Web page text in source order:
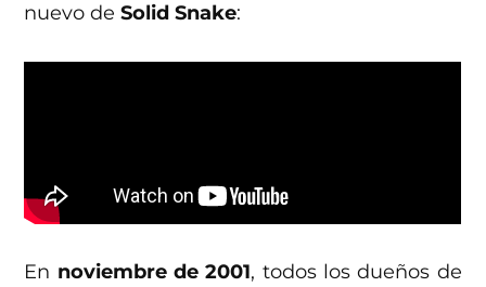
nuevo de Solid Snake:
En noviembre de 2001, todos los dueños de